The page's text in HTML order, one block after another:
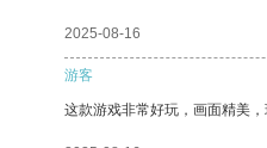
2025-08-16
游客
这款游戏非常好玩，画面精美，